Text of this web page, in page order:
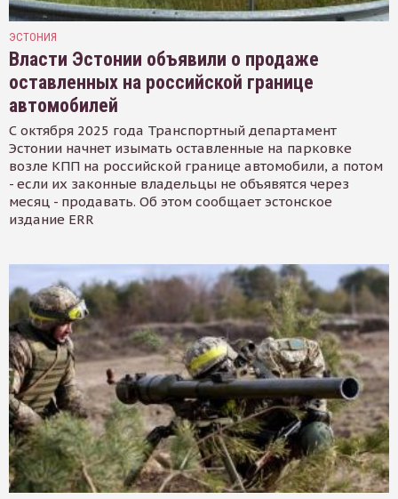
ЭСТОНИЯ
Власти Эстонии объявили о продаже
оставленных на российской границе
автомобилей
С октября 2025 года Транспортный департамент
Эстонии начнет изымать оставленные на парковке
возле КПП на российской границе автомобили, а потом
- если их законные владельцы не объявятся через
месяц - продавать. Об этом сообщает эстонское
издание ERR